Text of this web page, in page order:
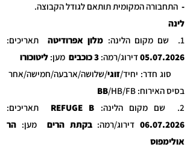
- התחבורה המקומית תותאם לגודל הקבוצה.
לינה
1. שם מקום הלינה:
מלון אפרודיטה תאריכים:
05.07.2026דירוג/רמה: 3 כוכבים מען: ליטוכורו
סוג חדר: יחיד/זוגי/שלושה/ארבעה/חמישה/אחר
בסיס האירוח:
BB/HB/FB
2. שם מקום הלינה:
REFUGE B תאריכים:
06.07.2026 דירוג/רמה:בקתת הרים מען: הר
אולימפוס